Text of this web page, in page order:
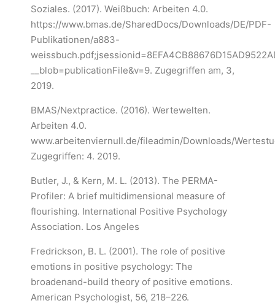
Soziales. (2017). Weißbuch: Arbeiten 4.0.
https://www.bmas.de/SharedDocs/Downloads/DE/PDF-
Publikationen/a883-
__blob=publicationFile&v=9. Zugegriffen am, 3,
2019.
BMAS/Nextpractice. (2016). Wertewelten.
Arbeiten 4.0.
www.arbeitenviernull.de/fileadmin/Downloads/
Zugegriffen: 4. 2019.
Butler, J., & Kern, M. L. (2013). The PERMA-
Profiler: A brief multidimensional measure of
flourishing. International Positive Psychology
Association. Los Angeles
Fredrickson, B. L. (2001). The role of positive
emotions in positive psychology: The
broadenand-build theory of positive emotions.
American Psychologist, 56, 218–226.